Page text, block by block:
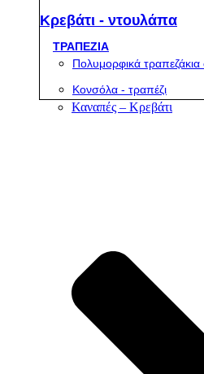
Κρεβάτι - ντουλάπα
ΤΡΑΠΕΖΙΑ
Πολυμορφικά τραπεζάκια
Κονσόλα - τραπέζι
Καναπές – Κρεβάτι